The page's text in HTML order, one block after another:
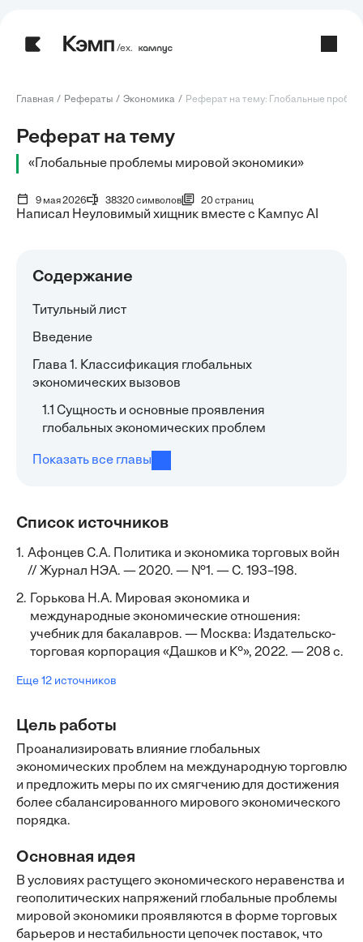
/ех.
Главная Рефераты Экономика Реферат на тему: Глобальные
Реферат на тему
«Глобальные проблемы мировой экономики»
9 мая 2026 38320 символов 20 страниц
Написал Неуловимый хищник вместе с Кампус AI
Содержание
Титульный лист
Введение
Глава 1. Классификация глобальных
экономических вызовов
1.1 Сущность и основные проявления
глобальных экономических проблем
Показать все главы
Список источников
1. Афонцев С.А. Политика и экономика торговых войн
// Журнал НЭА. — 2020. — №1. — С. 193–198.
2.
Горькова Н.А. Мировая экономика и
международные экономические отношения:
учебник для бакалавров. — Москва: Издательско-
торговая корпорация «Дашков и К°», 2022. — 208 с.
Еще 12 источников
Цель работы
Проанализировать влияние глобальных
экономических проблем на международную торговлю
и предложить меры по их смягчению для достижения
более сбалансированного мирового экономического
порядка.
Основная идея
В условиях растущего экономического неравенства и
геополитических напряжений глобальные проблемы
мировой экономики проявляются в форме торговых
барьеров и нестабильности цепочек поставок, что